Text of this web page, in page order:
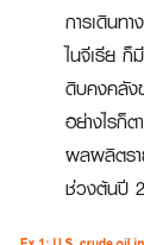
การเดินท
ไนจีเรีย
ดิบคงคลัง
อย่างไรก็
ผลผลิตรา
ช่วงต้นปี